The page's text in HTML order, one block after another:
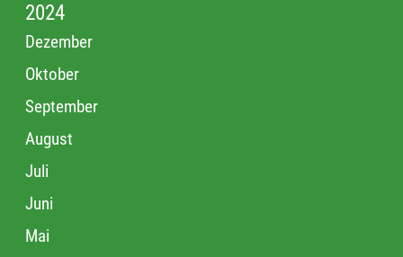
2024
Dezember
Oktober
September
August
Juli
Juni
Mai